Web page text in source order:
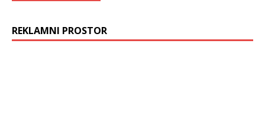
REKLAMNI PROSTOR